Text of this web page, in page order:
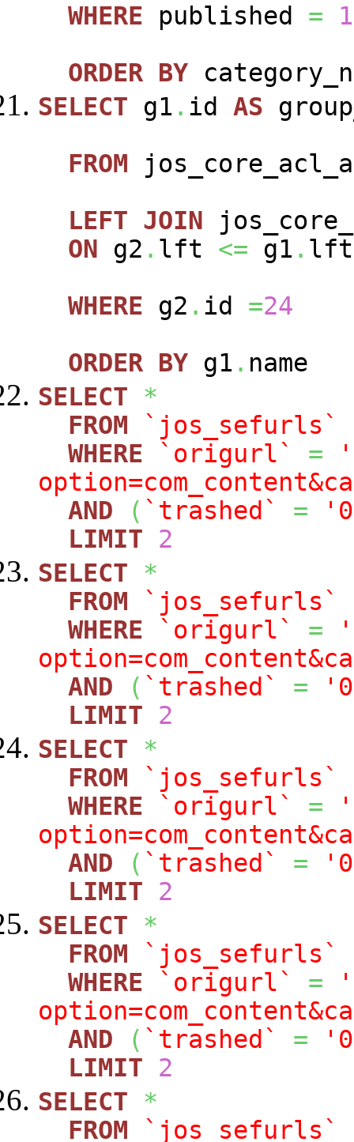
WHERE published =
1
ORDER BY
SELECT g1 . id AS
FROM
LEFT JOIN
ON g2 . lft <= g1 . lft
WHERE g2 . id =24
ORDER BY g1 . name
SELECT
*
FROM
`jos_sefurls`
WHERE
`origurl` =
AND
( `trashed` =
LIMIT
2
SELECT
*
FROM
`jos_sefurls`
WHERE
`origurl` =
AND
( `trashed` =
LIMIT
2
SELECT
*
FROM
`jos_sefurls`
WHERE
`origurl` =
AND
( `trashed` =
LIMIT
2
SELECT
*
FROM
`jos_sefurls`
WHERE
`origurl` =
AND
( `trashed` =
LIMIT
2
SELECT
*
FROM
`jos_sefurls`